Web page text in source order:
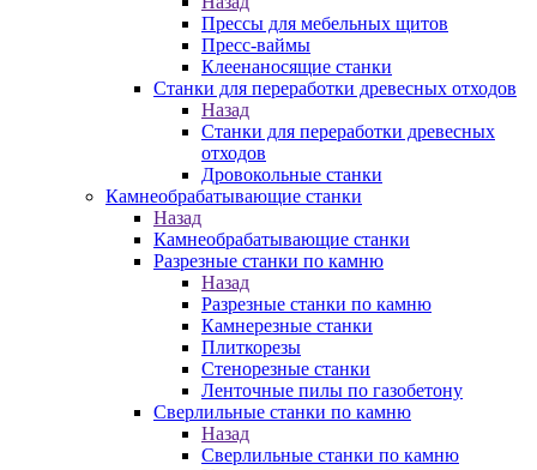
Прессы для мебельных щитов
Пресс-ваймы
Клеенаносящие станки
Станки для переработки древесных отходов
Назад
Станки для переработки древесных
отходов
Дровокольные станки
Камнеобрабатывающие станки
Назад
Камнеобрабатывающие станки
Разрезные станки по камню
Назад
Разрезные станки по камню
Камнерезные станки
Плиткорезы
Стенорезные станки
Ленточные пилы по газобетону
Сверлильные станки по камню
Назад
Сверлильные станки по камню